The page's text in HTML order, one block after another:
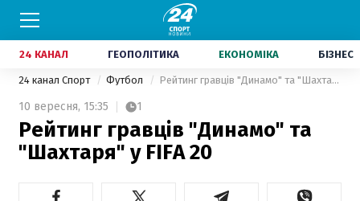
24 КАНАЛ ГЕОПОЛІТИКА ЕКОНОМІКА БІЗНЕС
24 канал Спорт Футбол Рейтинг гравців "Динамо" та "Шахтаря" у FIFA 20
10 вересня, 15:35 1
Рейтинг гравців "Динамо" та
"Шахтаря" у FIFA 20